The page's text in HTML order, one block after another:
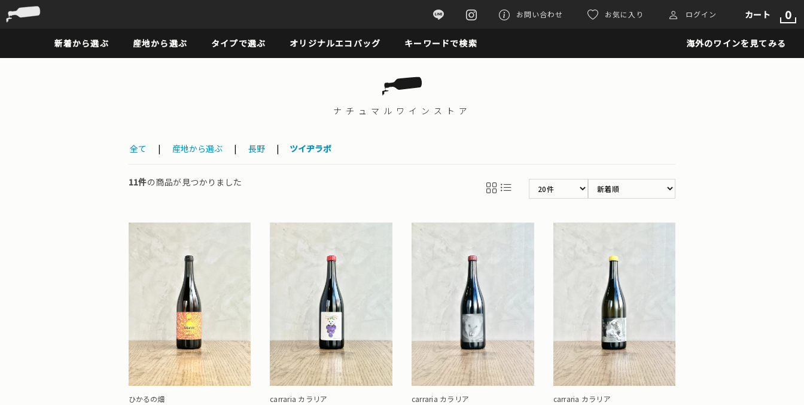
お問い合わせ お気に入り ログイン カート 0
新着から選ぶ 産地から選ぶ タイプで選ぶ オリジナルエコバッグ キーワードで検索 海外のワインを見てみる
ナチュマル ワインストア
全て | 産地から選ぶ | 長野 | ツイヂラボ
11件の商品が見つかりました
ひかるの畑 carraria カラリア carraria カラリア carraria カラリア